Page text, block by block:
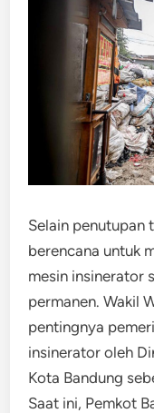
Selain penutupan
berencana untuk
mesin insinerator
permanen. Wakil
pentingnya
insinerator oleh
Kota Bandung
Saat ini, Pemkot